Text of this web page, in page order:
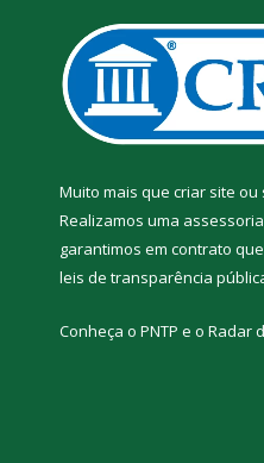
Muito mais que criar site ou
Realizamos uma assessoria
garantimos em contrato
leis de transparência
Conheça o PNTP e o Radar